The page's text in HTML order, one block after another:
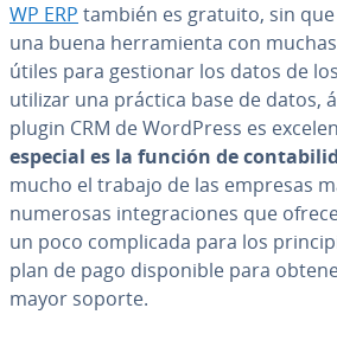
WP ERP también es gratuito, sin
una buena he­rra­mie­n­ta con
útiles para gestionar los datos de
utilizar una práctica base de datos,
plugin CRM de WordPress es
especial es la función de
mucho el trabajo de las empresas
numerosas in­te­gra­cio­nes que
un poco co­m­pli­ca­da para los
plan de pago di­s­po­ni­ble para
mayor soporte.